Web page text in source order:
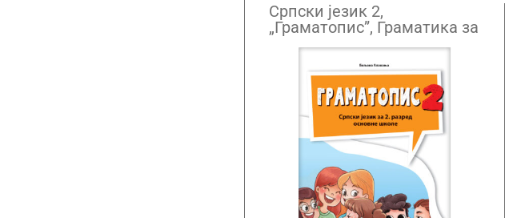
Српски језик 2,
„Граматопис”, Граматика за
други разред НОВО